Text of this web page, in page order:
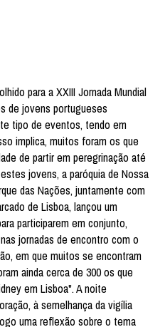
para a XXIII Jornada Mundial
de jovens portugueses
tipo de eventos, tendo em
implica, muitos foram os que
de partir em peregrinação até
jovens, a paróquia de Nossa
das Nações, juntamente com
de Lisboa, lançou um
participarem em conjunto,
jornadas de encontro com o
em que muitos se encontram
ainda cerca de 300 os que
em Lisboa". A noite
à semelhança da vigília
uma reflexão sobre o tema